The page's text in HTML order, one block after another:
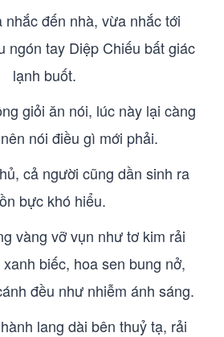
nhắc đến nhà, vừa nhắc tới
ngón tay Diệp Chiếu bất giác
lạnh buốt.
giỏi ăn nói, lúc này lại càng
nói điều gì mới phải.
cả người cũng dần sinh ra
bực khó hiểu.
vàng vỡ vụn như tơ kim rải
biếc, hoa sen bung nở,
đều như nhiễm ánh sáng.
lang dài bên thuỷ tạ, rải